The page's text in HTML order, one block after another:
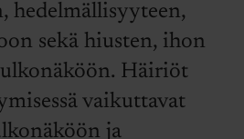
hedelmällisyyteen,
sekä hiusten, ihon
Häiriöt
vaikuttavat
ja